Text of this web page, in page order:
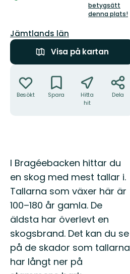
5
stjärnor
betygsätt
denna plats!
Län:
Jämtlands län
Visa på kartan
Besökt Spara
Hitta
hit
Dela
Beskrivning
I Bragéebacken hittar du
en skog med mest tallar i.
Tallarna som växer här är
100–180 år gamla. De
äldsta har överlevt en
skogsbrand. Det kan du se
på de skador som tallarna
har långt ner på